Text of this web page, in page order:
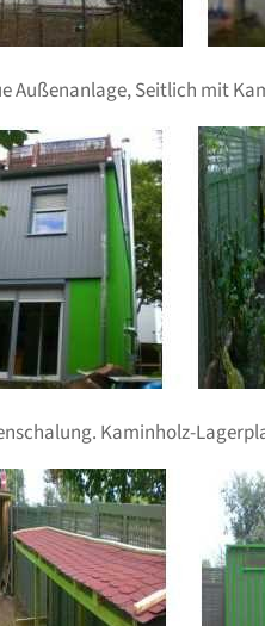
Außenanlage, Seitlich mit
Kaminholz-